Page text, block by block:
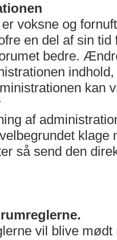
voksne og
en del af sin tid
bedre.
kan
af
klage
så send den
vil blive mødt